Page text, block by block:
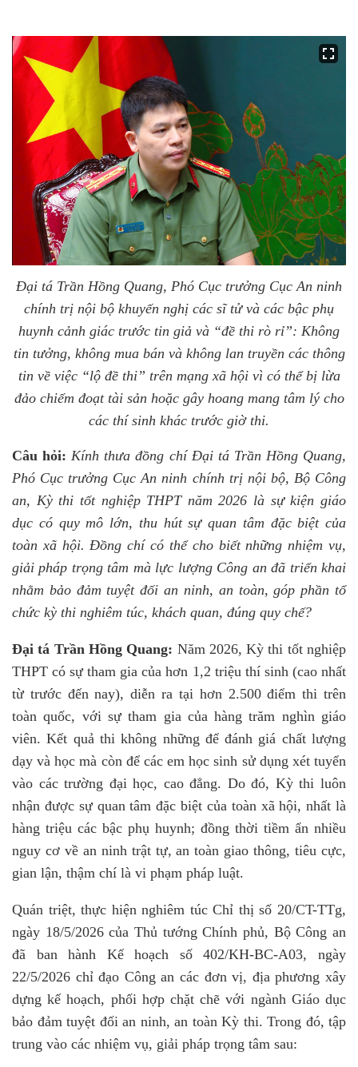
Đại tá Trần Hồng Quang, Phó Cục trưởng Cục An ninh
chính trị nội bộ khuyến nghị các sĩ tử và các bậc phụ
huynh cảnh giác trước tin giả và “đề thi rò rỉ”: Không
tin tưởng, không mua bán và không lan truyền các thông
tin về việc “lộ đề thi” trên mạng xã hội vì có thể bị lừa
đảo chiếm đoạt tài sản hoặc gây hoang mang tâm lý cho
các thí sinh khác trước giờ thi.
Câu hỏi: Kính thưa đồng chí Đại tá Trần Hồng Quang,
Phó Cục trưởng Cục An ninh chính trị nội bộ, Bộ Công
an, Kỳ thi tốt nghiệp THPT năm 2026 là sự kiện giáo
dục có quy mô lớn, thu hút sự quan tâm đặc biệt của
toàn xã hội. Đồng chí có thể cho biết những nhiệm vụ,
giải pháp trọng tâm mà lực lượng Công an đã triển khai
nhằm bảo đảm tuyệt đối an ninh, an toàn, góp phần tổ
chức kỳ thi nghiêm túc, khách quan, đúng quy chế?
Đại tá Trần Hồng Quang: Năm 2026, Kỳ thi tốt nghiệp
THPT có sự tham gia của hơn 1,2 triệu thí sinh (cao nhất
từ trước đến nay), diễn ra tại hơn 2.500 điểm thi trên
toàn quốc, với sự tham gia của hàng trăm nghìn giáo
viên. Kết quả thi không những để đánh giá chất lượng
dạy và học mà còn để các em học sinh sử dụng xét tuyển
vào các trường đại học, cao đẳng. Do đó, Kỳ thi luôn
nhận được sự quan tâm đặc biệt của toàn xã hội, nhất là
hàng triệu các bậc phụ huynh; đồng thời tiềm ẩn nhiều
nguy cơ về an ninh trật tự, an toàn giao thông, tiêu cực,
gian lận, thậm chí là vi phạm pháp luật.
Quán triệt, thực hiện nghiêm túc Chỉ thị số 20/CT-TTg,
ngày 18/5/2026 của Thủ tướng Chính phủ, Bộ Công an
đã ban hành Kế hoạch số 402/KH-BC-A03, ngày
22/5/2026 chỉ đạo Công an các đơn vị, địa phương xây
dựng kế hoạch, phối hợp chặt chẽ với ngành Giáo dục
bảo đảm tuyệt đối an ninh, an toàn Kỳ thi. Trong đó, tập
trung vào các nhiệm vụ, giải pháp trọng tâm sau: